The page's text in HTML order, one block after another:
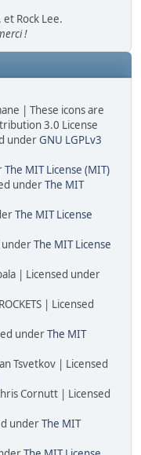
et Rock Lee.
!
| These icons are
3.0 License
underGNU LGPLv3
The MIT License (MIT)
underThe MIT
The MIT License
The MIT License
| Licensed under
| Licensed
underThe MIT
Tsvetkov | Licensed
Cornutt | Licensed
underThe MIT